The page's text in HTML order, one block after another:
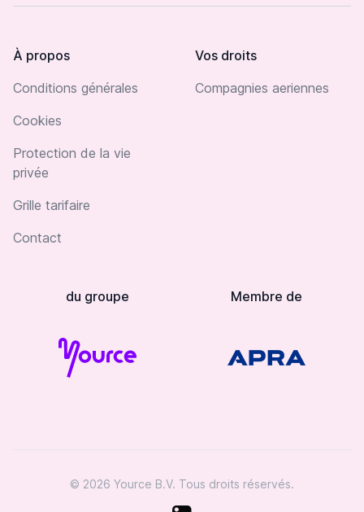
À propos
Conditions générales
Cookies
Protection de la vie
privée
Grille tarifaire
Contact
Vos droits
Compagnies aeriennes
du groupe Membre de
© 2026 Yource B.V. Tous droits réservés.